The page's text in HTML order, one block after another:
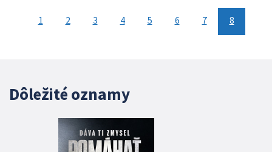
1 2 3 4 5 6 7 8
Dôležité oznamy